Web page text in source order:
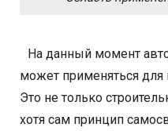
На данный момент
может применяться
Это не только
хотя сам принцип